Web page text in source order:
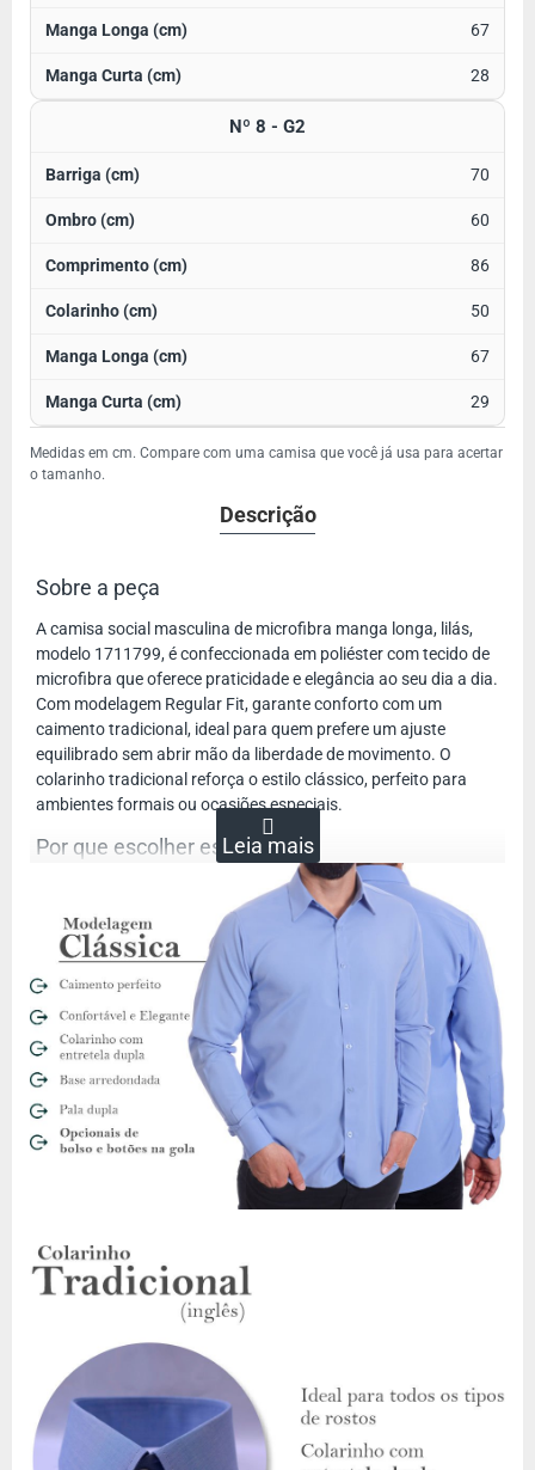
67
28
Nº 8 - G2
70
60
86
50
67
29
Medidas em cm. Compare com uma camisa que você já usa para acertar
o tamanho.
Descrição
Sobre a peça
A camisa social masculina de microfibra manga longa, lilás,
modelo 1711799, é confeccionada em poliéster com tecido de
microfibra que oferece praticidade e elegância ao seu dia a dia.
Com modelagem Regular Fit, garante conforto com um
caimento tradicional, ideal para quem prefere um ajuste
equilibrado sem abrir mão da liberdade de movimento. O
colarinho tradicional reforça o estilo clássico, perfeito para
ambientes formais ou ocasiões especiais.
Por que escolher esta camisa
Esta camisa social se destaca por ser feita em microfibra, um
tecido que não amassa, facilitando a manutenção e o uso em
longos períodos sem perder a aparência alinhada. A cor lilás
adiciona um toque moderno e sofisticado ao seu guarda-
roupa, ideal para quem busca renovar o visual com estilo. Além
disso, o modelo oferece a versatilidade do botão no colarinho
como opcional, adaptando-se ao seu gosto pessoal.
Como usar
Combine esta camisa social masculina de microfibra manga
longa, lilás, com calças de alfaiataria ou jeans escuro para um
visual casual chic. O tom lilás é perfeito para criar looks que se
destacam com sutileza, seja no trabalho, em eventos sociais
para deixar a camisa como protagonista do seu look.
Provador virtual
virtual disponível em nosso site. Ele facilita a escolha da
modelagem Regular Fit, proporcionando uma experiência de
compra segura e prática sem sair de casa.
Bolso: com ou sem